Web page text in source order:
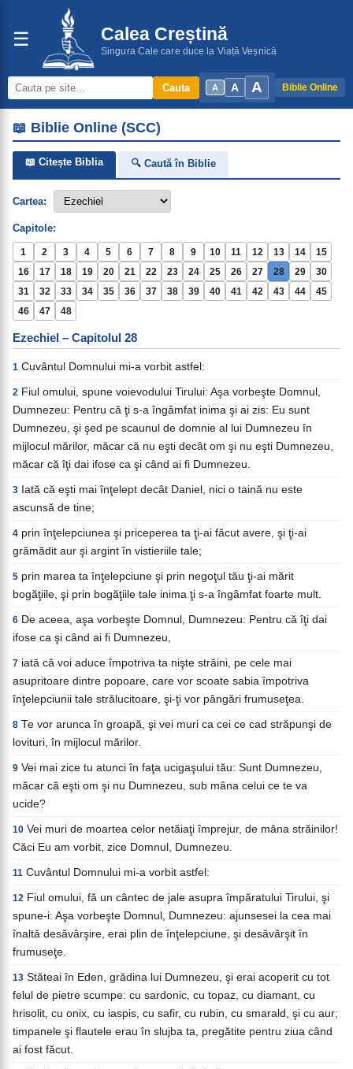
☰ Calea Creștină
Singura Cale care duce la Viață Veșnică
A A A Biblie Online
Cauta
📖 Biblie Online (SCC)
📖 Citește Biblia 🔍 Caută în Biblie
Cartea:
Capitole:
1 2 3 4 5 6 7 8 9 10 11 12 13 14
15
16
17 18 19 20 21 22 23 24 25 26 27 28 29
30
31
32 33 34 35 36 37 38 39 40 41 42 43 44
45
46
47 48
Ezechiel – Capitolul 28
1 Cuvântul Domnului mi-a vorbit astfel:
2 Fiul omului, spune voievodului Tirului: Aşa vorbeşte Domnul,
Dumnezeu: Pentru că ţi s-a îngâmfat inima şi ai zis: Eu sunt
Dumnezeu, şi şed pe scaunul de domnie al lui Dumnezeu în
mijlocul mărilor, măcar că nu eşti decât om şi nu eşti Dumnezeu,
măcar că îţi dai ifose ca şi când ai fi Dumnezeu.
3 Iată că eşti mai înţelept decât Daniel, nici o taină nu este
ascunsă de tine;
4 prin înţelepciunea şi priceperea ta ţi-ai făcut avere, şi ţi-ai
grămădit aur şi argint în vistieriile tale;
5 prin marea ta înţelepciune şi prin negoţul tău ţi-ai mărit
bogăţiile, şi prin bogăţiile tale inima ţi s-a îngâmfat foarte mult.
6 De aceea, aşa vorbeşte Domnul, Dumnezeu: Pentru că îţi dai
ifose ca şi când ai fi Dumnezeu,
7 iată că voi aduce împotriva ta nişte străini, pe cele mai
asupritoare dintre popoare, care vor scoate sabia împotriva
înţelepciunii tale strălucitoare, şi-ţi vor pângări frumuseţea.
8 Te vor arunca în groapă, şi vei muri ca cei ce cad străpunşi de
lovituri, în mijlocul mărilor.
9 Vei mai zice tu atunci în faţa ucigaşului tău: Sunt Dumnezeu,
măcar că eşti om şi nu Dumnezeu, sub mâna celui ce te va
ucide?
10 Vei muri de moartea celor netăiaţi împrejur, de mâna străinilor!
Căci Eu am vorbit, zice Domnul, Dumnezeu.
11 Cuvântul Domnului mi-a vorbit astfel:
12 Fiul omului, fă un cântec de jale asupra împăratului Tirului, şi
spune-i: Aşa vorbeşte Domnul, Dumnezeu: ajunsesei la cea mai
înaltă desăvârşire, erai plin de înţelepciune, şi desăvârşit în
frumuseţe.
13 Stăteai în Eden, grădina lui Dumnezeu, şi erai acoperit cu tot
felul de pietre scumpe: cu sardonic, cu topaz, cu diamant, cu
hrisolit, cu onix, cu iaspis, cu safir, cu rubin, cu smarald, şi cu aur;
timpanele şi flautele erau în slujba ta, pregătite pentru ziua când
ai fost făcut.